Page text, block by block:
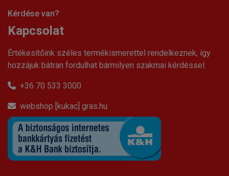
Kérdése van?
Kapcsolat
Értékesítőink széles termékismerettel rendelkeznek, így
hozzájuk bátran fordulhat bármilyen szakmai kérdéssel.
+36 70 533 3000
webshop [kukac] gras.hu